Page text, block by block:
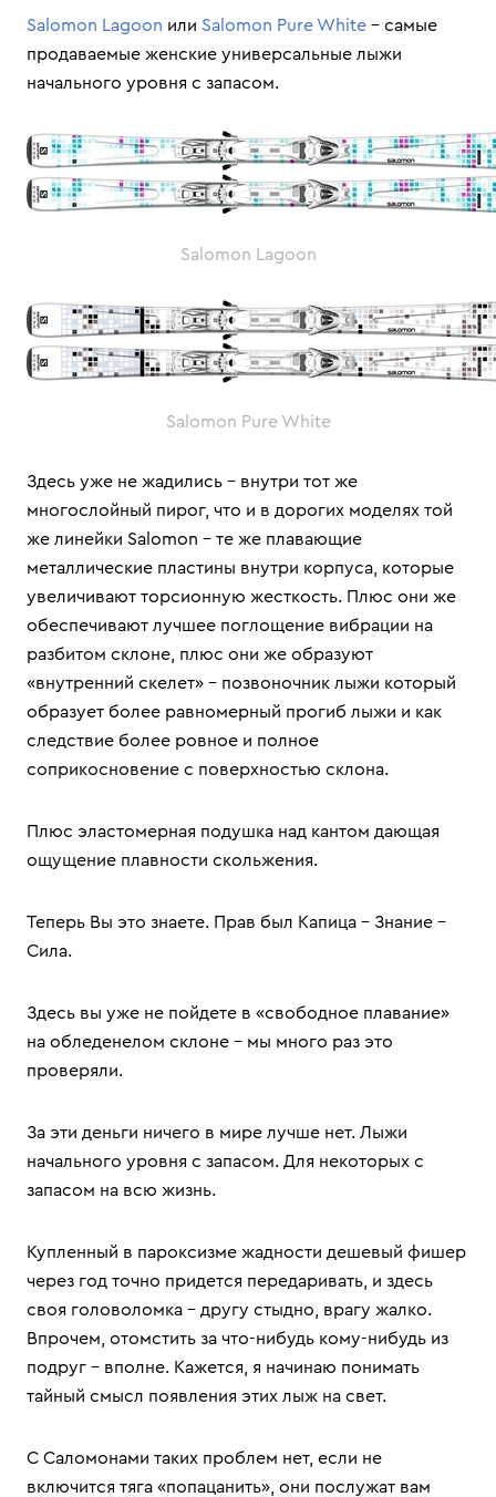
Salomon Lagoon или Salomon Pure White – самые
продаваемые женские универсальные лыжи
начального уровня с запасом.
Salomon Lagoon
Salomon Pure White
Здесь уже не жадились – внутри тот же
многослойный пирог, что и в дорогих моделях той
же линейки Salomon – те же плавающие
металлические пластины внутри корпуса, которые
увеличивают торсионную жесткость. Плюс они же
обеспечивают лучшее поглощение вибрации на
разбитом склоне, плюс они же образуют
«внутренний скелет» – позвоночник лыжи который
образует более равномерный прогиб лыжи и как
следствие более ровное и полное
соприкосновение с поверхностью склона.
Плюс эластомерная подушка над кантом дающая
ощущение плавности скольжения.
Теперь Вы это знаете. Прав был Капица – Знание –
Сила.
Здесь вы уже не пойдете в «свободное плавание»
на обледенелом склоне – мы много раз это
проверяли.
За эти деньги ничего в мире лучше нет. Лыжи
начального уровня с запасом. Для некоторых с
запасом на всю жизнь.
Купленный в пароксизме жадности дешевый фишер
через год точно придется передаривать, и здесь
своя головоломка – другу стыдно, врагу жалко.
Впрочем, отомстить за что-нибудь кому-нибудь из
подруг – вполне. Кажется, я начинаю понимать
тайный смысл появления этих лыж на свет.
С Саломонами таких проблем нет, если не
включится тяга «попацанить», они послужат вам